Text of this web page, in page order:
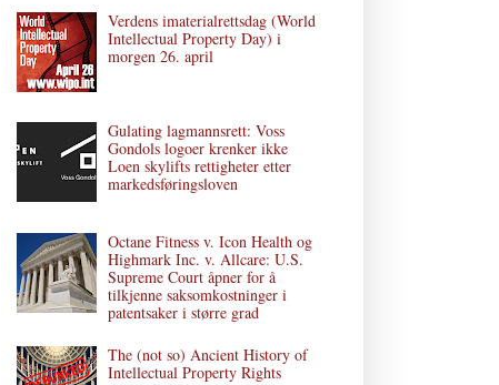
Verdens imaterialrettsdag (World
Intellectual Property Day) i
morgen 26. april
Gulating lagmannsrett: Voss
Gondols logoer krenker ikke
Loen skylifts rettigheter etter
markedsføringsloven
Octane Fitness v. Icon Health og
Highmark Inc. v. Allcare: U.S.
Supreme Court åpner for å
tilkjenne saksomkostninger i
patentsaker i større grad
The (not so) Ancient History of
Intellectual Property Rights